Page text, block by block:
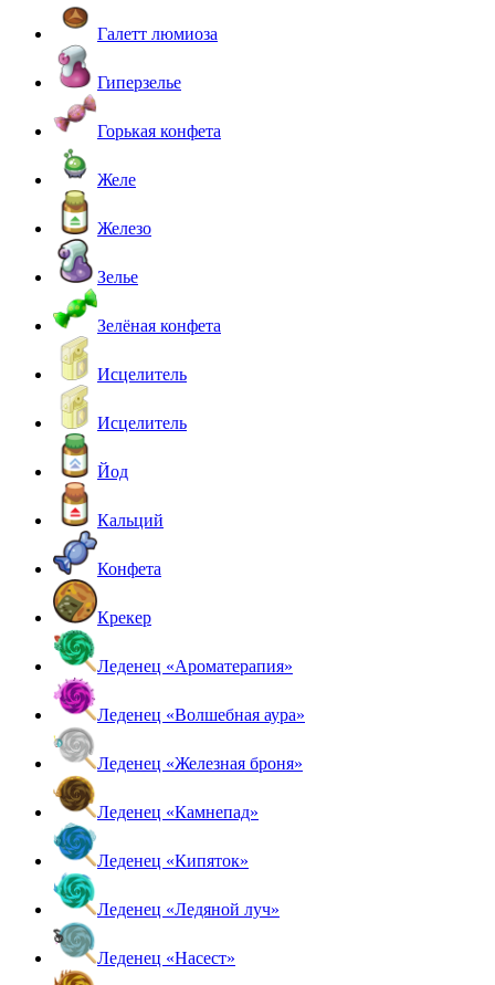
Галетт люмиоза
Гиперзелье
Горькая конфета
Желе
Железо
Зелье
Зелёная конфета
Исцелитель
Исцелитель
Йод
Кальций
Конфета
Крекер
Леденец «Ароматерапия»
Леденец «Волшебная аура»
Леденец «Железная броня»
Леденец «Камнепад»
Леденец «Кипяток»
Леденец «Ледяной луч»
Леденец «Насест»